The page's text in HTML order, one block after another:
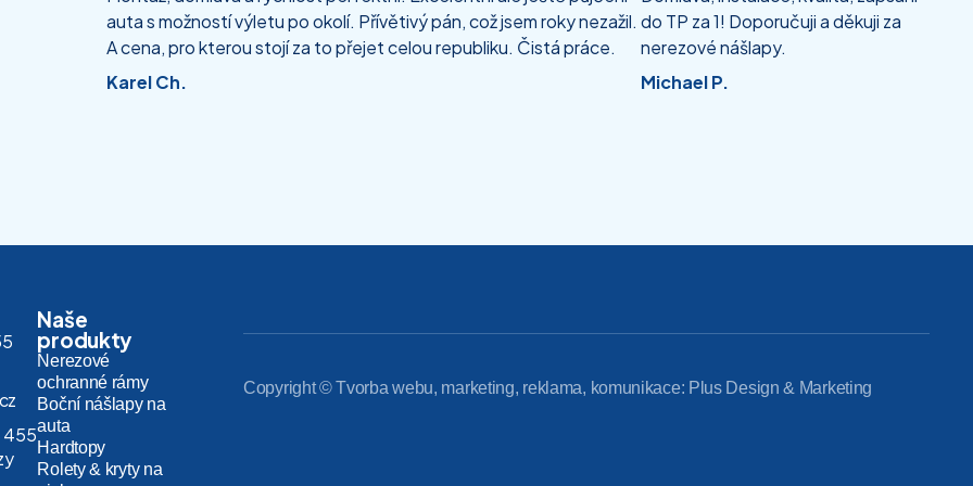
auta s možností výletu po okolí. Přívětivý pán, což jsem roky nezažil.
A cena, pro kterou stojí za to přejet celou republiku. Čistá práce.
Karel Ch.
do TP za 1! Doporučuji a děkuji za
nerezové nášlapy.
Michael P.
455
Naše
produkty
Nerezové
ochranné rámy
Boční nášlapy na
auta
Hardtopy
Rolety & kryty na
Copyright © Tvorba webu, marketing, reklama, komunikace: Plus Design & Marketing